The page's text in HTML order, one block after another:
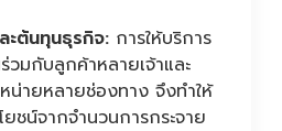
ะต้นทุนธุรกิจ: การให้บริการ
วมกับลูกค้าหลายเจ้าและ
น่ายหลายช่องทาง จึงทำให้
ยชน์จากจำนวนการกระจาย